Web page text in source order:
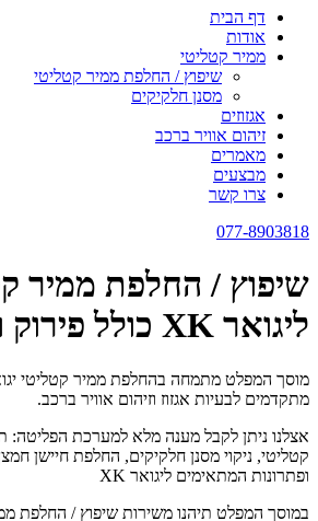
דף הבית
אודות
ממיר קטליטי
שיפוץ / החלפת ממיר קטליטי
מסנן חלקיקים
אגזוזים
זיהום אוויר ברכב
מאמרים
מבצעים
צרו קשר
077-8903818
שיפוץ / החלפת ממיר
ליגואר XK כולל פירוק והרכבה
מתקדמים לבעיות אגזוז וזיהום אוויר ברכב.
אצלנו ניתן לקבל מענה מלא למערכת הפליטה:
קטליטי, ניקוי מסנן חלקיקים, החלפת חיישן
ופתרונות המתאימים ליגואר XK